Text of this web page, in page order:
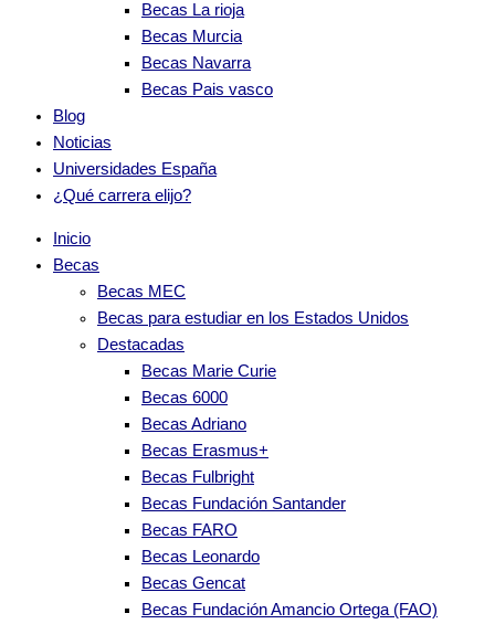
Becas La rioja
Becas Murcia
Becas Navarra
Becas Pais vasco
Blog
Noticias
Universidades España
¿Qué carrera elijo?
Inicio
Becas
Becas MEC
Becas para estudiar en los Estados Unidos
Destacadas
Becas Marie Curie
Becas 6000
Becas Adriano
Becas Erasmus+
Becas Fulbright
Becas Fundación Santander
Becas FARO
Becas Leonardo
Becas Gencat
Becas Fundación Amancio Ortega (FAO)